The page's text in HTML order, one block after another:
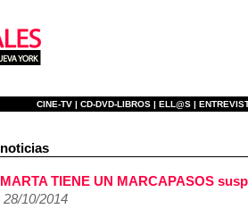
CINE-TV | CD-DVD-LIBROS | ELL@S |
noticias
MARTA TIENE UN MARCAPASOS
28/10/2014